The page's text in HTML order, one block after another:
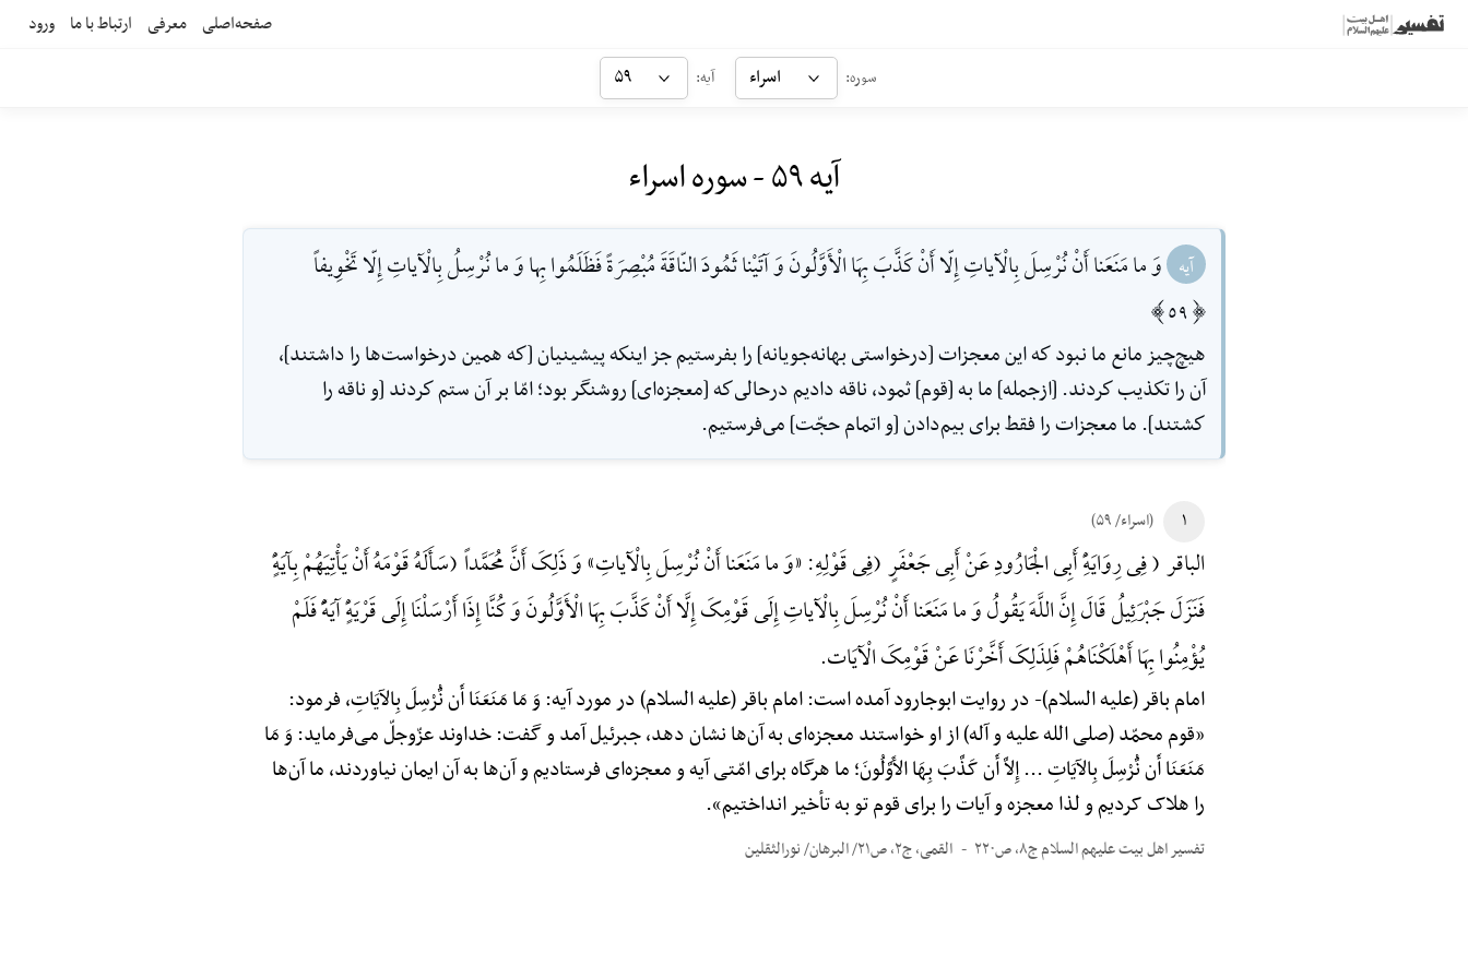
صفحه‌اصلی معرفی ارتباط با ما ورود
سوره: اسراء آیه: ۵۹
آیه ۵۹ - سوره اسراء
آیه وَ ما مَنَعَنا أَنْ نُرْسِلَ بِالْآياتِ إِلّا أَنْ كَذَّبَ بِهَا الْأَوَّلُونَ وَ آتَيْنا ثَمُودَ النّاقَةَ مُبْصِرَةً فَظَلَمُوا بِها وَ ما نُرْسِلُ بِالْآياتِ إِلّا تَخْوِيفاً
[59]
هيچ‌چيز مانع ما نبود كه اين معجزات [درخواستى بهانه‌جويانه] را بفرستيم جز اينكه پيشينيان [كه همين درخواست‌ها را داشتند]،
آن را تكذيب‌ كردند. [ازجمله] ما به [قوم] ثمود، ناقه داديم درحالى‌كه [معجزه‌اى] روشنگر بود؛ امّا ‌بر آن ستم‌ كردند [و ناقه را
كشتند]. ما معجزات را فقط براى بيم‌دادن [و اتمام حجّت] مى‌فرستيم.
۱ (اسراء/ ۵۹)
الباقر ( فِی رِوَایَهًِْ أَبِی الْجَارُودِ عَنْ أَبِی جَعْفَرٍ (فِی قَوْلِهِ: «وَ ما مَنَعَنا أَنْ نُرْسِلَ بِالْآیاتِ» وَ ذَلِکَ أَنَّ مُحَمَّداً (سَأَلَهُ قَوْمَهُ أَنْ یَأْتِیَهُمْ بِآیَهًٍْ
فَنَزَلَ جَبْرَئِیلُ قَالَ إِنَّ اللَّهَ یَقُولُ وَ ما مَنَعَنا أَنْ نُرْسِلَ بِالْآیاتِ إِلَی قَوْمِکَ إِلَّا أَنْ کَذَّبَ بِهَا الْأَوَّلُونَ وَ کُنَّا إِذَا أَرْسَلْنَا إِلَی قَرْیَهًٍْ آیَهًًْ فَلَمْ
یُؤْمِنُوا بِهَا أَهْلَکْنَاهُمْ فَلِذَلِکَ أَخَّرْنَا عَنْ قَوْمِکَ الْآیَات.
امام باقر (علیه السلام)-در روایت ابوجارود آمده است: امام باقر (علیه السلام) در مورد آیه: وَ مَا مَنَعَنَا أَن نُّرْسِلَ بِالآیَاتِ، فرمود:
«قوم محمّد (صلی الله علیه و آله) از او خواستند معجزه‌ای به آن‌ها نشان دهد، جبرئیل آمد و گفت: خداوند عزّوجلّ می‌فرماید: وَ مَا
مَنَعَنَا أَن نُّرْسِلَ بِالآیَاتِ ... إِلاَّ أَن کَذَّبَ بِهَا الأَوَّلُونَ؛ ما هرگاه برای امّتی آیه و معجزه‌ای فرستادیم و آن‌ها به آن ایمان نیاوردند، ما آن‌ها
را هلاک کردیم و لذا معجزه و آیات را برای قوم تو به تأخیر انداختیم».
تفسیر اهل بیت علیهم السلام ج۸، ص۲۲۰ القمی، ج۲، ص۲۱/ البرهان/ نورالثقلین